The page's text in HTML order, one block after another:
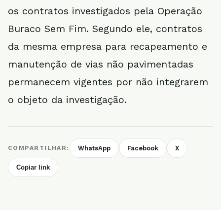
os contratos investigados pela Operação
Buraco Sem Fim. Segundo ele, contratos
da mesma empresa para recapeamento e
manutenção de vias não pavimentadas
permanecem vigentes por não integrarem
o objeto da investigação.
COMPARTILHAR: WhatsApp Facebook X
Copiar link